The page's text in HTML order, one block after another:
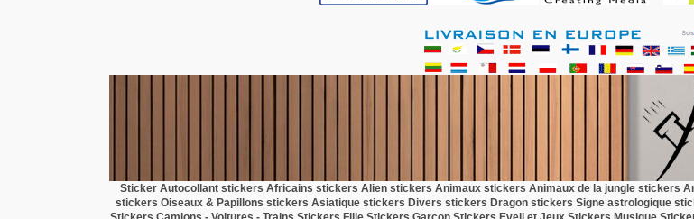
Sticker Autocollant stickers Africains stickers Alien stickers Animaux stickers Animaux de la jungle stickers
stickers Oiseaux & Papillons stickers Asiatique stickers Divers stickers Dragon stickers Signe astrologique